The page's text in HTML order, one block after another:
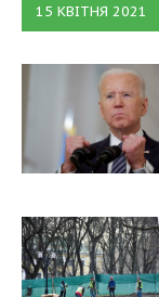
15 КВІТНЯ 2021